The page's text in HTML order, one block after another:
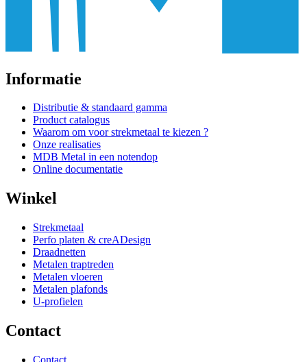
Informatie
Distributie & standaard gamma
Product catalogus
Waarom om voor strekmetaal te kiezen ?
Onze realisaties
MDB Metal in een notendop
Online documentatie
Winkel
Strekmetaal
Perfo platen & creADesign
Draadnetten
Metalen traptreden
Metalen vloeren
Metalen plafonds
U-profielen
Contact
Contact